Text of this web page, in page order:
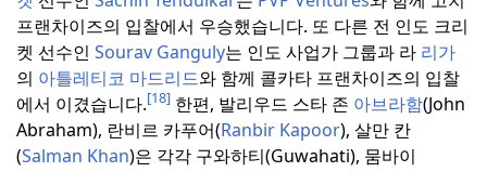
프랜차이즈의 입찰에서 우승했습니다. 또 다른 전 인도 크리
켓 선수인 Sourav Ganguly는 인도 사업가 그룹과 라 리가
의 아틀레티코 마드리드와 함께 콜카타 프랜차이즈의 입찰
에서 이겼습니다.[18] 한편, 발리우드 스타 존 아브라함(John
Abraham), 란비르 카푸어(Ranbir Kapoor), 살만 칸
(Salman Khan)은 각각 구와하티(Guwahati), 뭄바이